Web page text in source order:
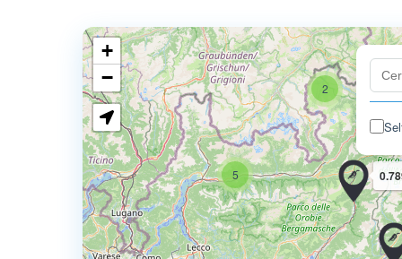
2
5
+
−